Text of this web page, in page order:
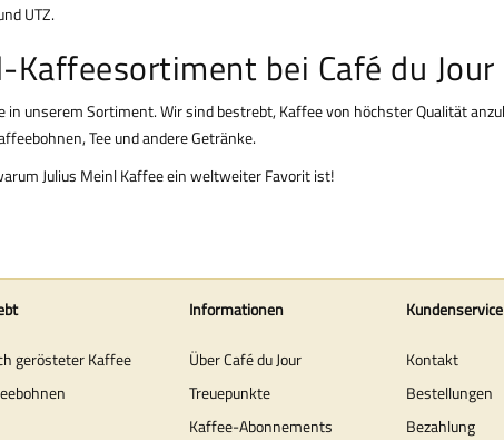
UTZ.
Kaffeesortiment bei Café du Jour
unserem Sortiment. Wir sind bestrebt, Kaffee von höchster Qualität
,Teeundandere Getränke.
Julius Meinl Kaffee ein weltweiter Favorit ist!
gerösteter Kaffee
Informationen
Über Café du Jour
Treuepunkte
Kaffee-Abonnements
Kundenservice
Kontakt
Bestellungen
Bezahlung